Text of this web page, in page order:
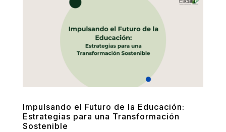
Impulsando el Futuro de la Educación:
Estrategias para una Transformación
Sostenible